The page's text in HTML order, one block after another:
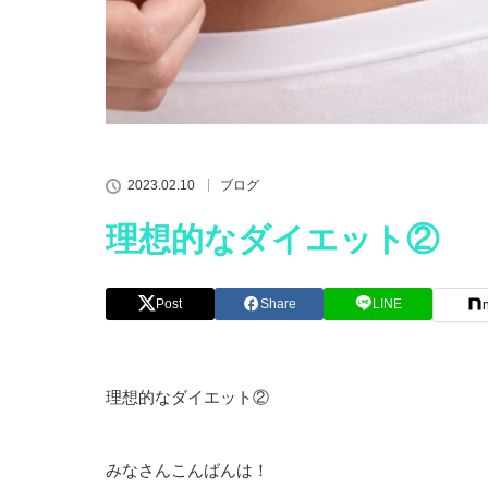
2023.02.10 ブログ
理想的なダイエット②
Post Share LINE
理想的なダイエット②
みなさんこんばんは！